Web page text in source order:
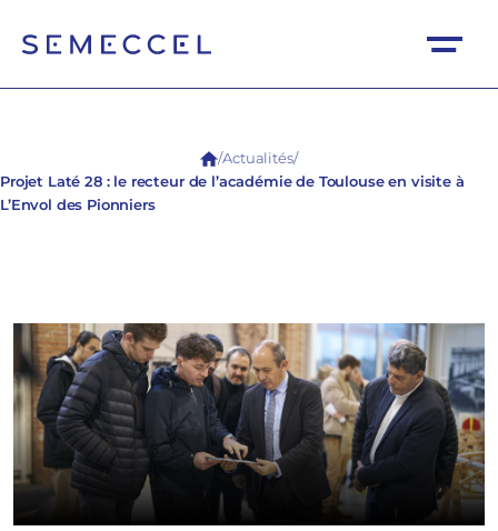
/Actualités/
Projet Laté 28 : le recteur de l’académie de Toulouse en visite à
L’Envol des Pionniers